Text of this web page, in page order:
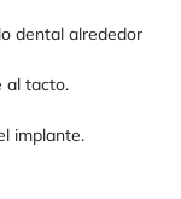
dental alrededor
al tacto.
implante.